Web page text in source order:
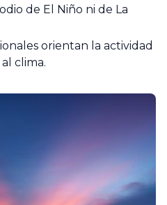
de El Niño ni de La
orientan la actividad
clima.